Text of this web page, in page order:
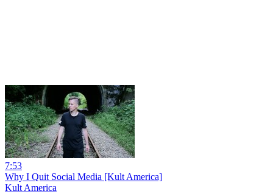
7:53
Why I Quit Social Media [Kult America]
Kult America